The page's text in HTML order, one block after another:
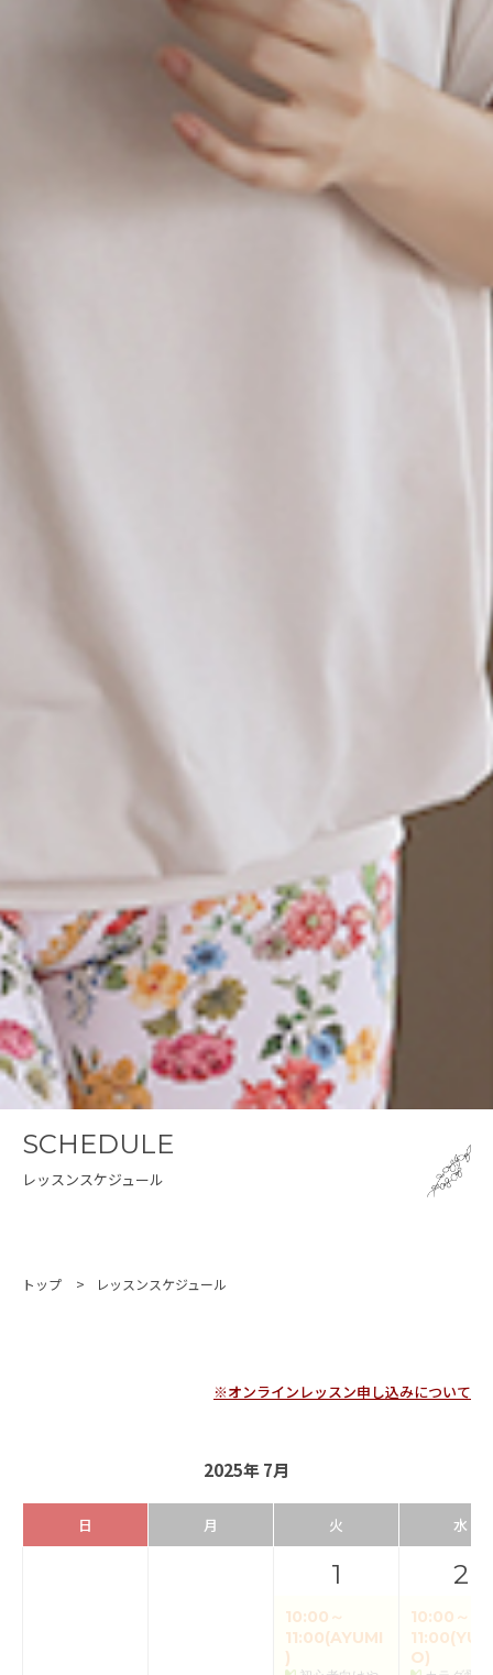
SCHEDULE
レッスンスケジュール
トップ レッスンスケジュール
※オンラインレッスン申し込みについて
2025年 7月
日 月 火 水
1
10:00～
11:00(AYUMI
)
2
10:00～
O)